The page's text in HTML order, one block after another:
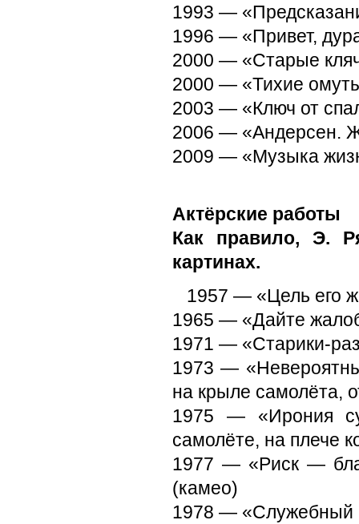
1993 —
1996 — «Привет,
2000 — «Старые
2000 — «Тихие
2003 — «Ключ от
2006 — «Андерсен.
2009 — «Музыка
Актёрские работы
Как правило, Э.
картинах.
1957 — «Цель его
1965 — «Дайте
1971 — «Старики-
1973 —
на крыле самолёта,
1975 — «Ирония
самолёте, на плече
1977 — «Риск —
(камео)
1978 — «Служебный